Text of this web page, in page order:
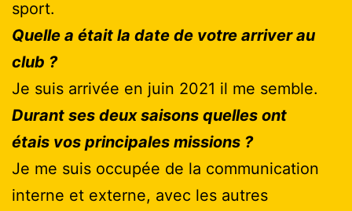
sport.
Quelle a était la date de votre arriver au
club ?
Je suis arrivée en juin 2021 il me semble.
Durant ses deux saisons quelles ont
étais vos principales missions ?
Je me suis occupée de la communication
interne et externe, avec les autres